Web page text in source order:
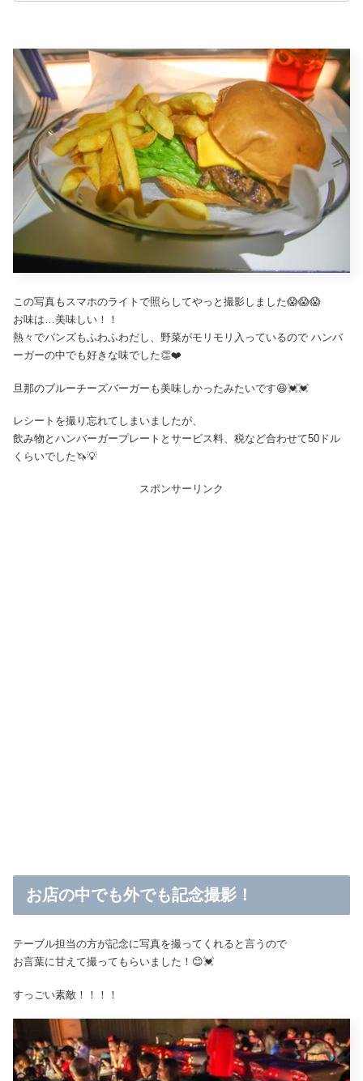
この写真もスマホのライトで照らしてやっと撮影しました😱😱😱
お味は…美味しい！！
熱々でバンズもふわふわだし、野菜がモリモリ入っているので ハンバ
ーガーの中でも好きな味でした👏❤️
旦那のブルーチーズバーガーも美味しかったみたいです😆💓💓
レシートを撮り忘れてしまいましたが、
飲み物とハンバーガープレートとサービス料、税など合わせて50ドル
くらいでした🦄💡
スポンサーリンク
お店の中でも外でも記念撮影！
テーブル担当の方が記念に写真を撮ってくれると言うので
お言葉に甘えて撮ってもらいました！😊💓
すっごい素敵！！！！